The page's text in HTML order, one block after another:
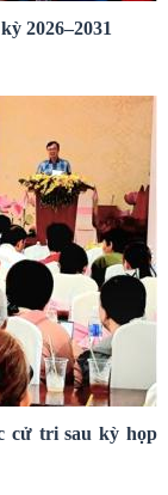
2026–2031
cử tri sau kỳ họp